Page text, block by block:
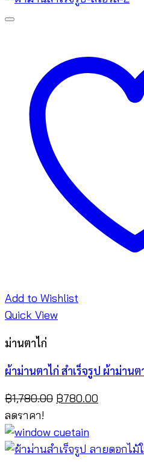
Add to Wishlist
Quick View
ม่านตาไก่
ผ้าม่านตาไก่ สำเร็จรูป ผ้าม่านต
฿1,780.00 Original
was:
฿1,780.00.
฿780.00
฿780.00.
ลดราคา!